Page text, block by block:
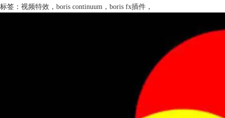
标签： 视频特效 ， boris continuum ， boris fx插件 ，